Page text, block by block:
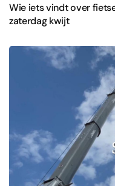
Wie iets vindt over
zaterdag kwijt